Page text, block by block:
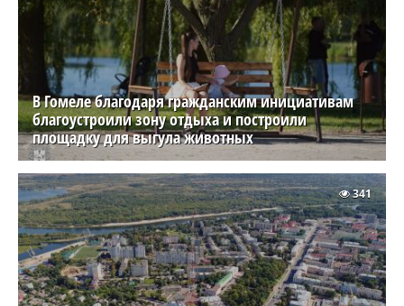
В Гомеле благодаря гражданским инициативам
благоустроили зону отдыха и построили
площадку для выгула животных
341